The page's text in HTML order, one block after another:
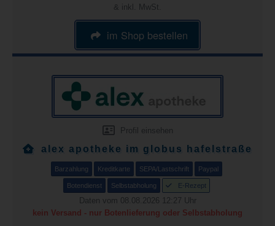
& inkl. MwSt.
im Shop bestellen
Profil einsehen
alex apotheke im globus hafelstraße
Barzahlung Kreditkarte SEPA/Lastschrift Paypal
Botendienst Selbstabholung E-Rezept
Daten vom 08.08.2026 12:27 Uhr
kein Versand - nur Botenlieferung oder Selbstabholung